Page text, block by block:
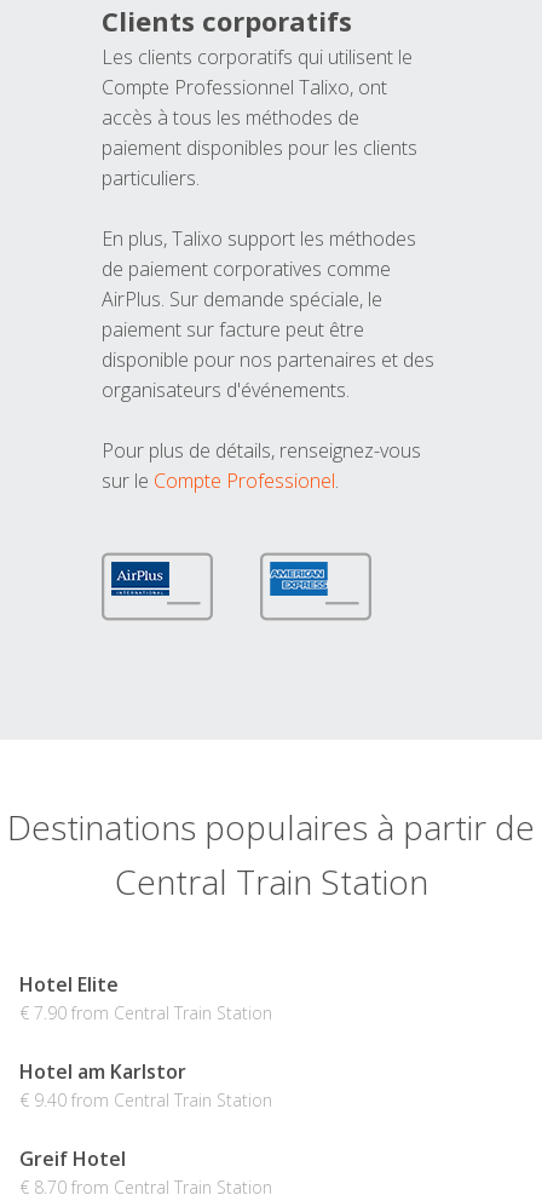
Clients corporatifs
Les clients corporatifs qui utilisent le
Compte Professionnel Talixo, ont
accès à tous les méthodes de
paiement disponibles pour les clients
particuliers.
En plus, Talixo support les méthodes
de paiement corporatives comme
AirPlus. Sur demande spéciale, le
paiement sur facture peut être
disponible pour nos partenaires et des
organisateurs d'événements.
Pour plus de détails, renseignez-vous
sur le Compte Professionel.
Destinations populaires à partir de
Central Train Station
Hotel Elite
€ 7.90 from Central Train Station
Hotel am Karlstor
€ 9.40 from Central Train Station
Greif Hotel
€ 8.70 from Central Train Station